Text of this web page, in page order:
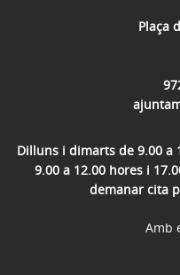
Plaça
Dilluns i dimarts de 9.00 a
9.00 a 12.00 hores i
demanar cita
Amb